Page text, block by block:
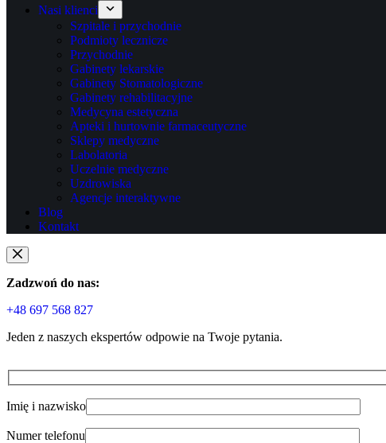
Nasi klienci
Szpitale i przychodnie
Podmioty lecznicze
Przychodnie
Gabinety lekarskie
Gabinety Stomatologiczne
Gabinety rehabilitacyjne
Medycyna estetyczna
Apteki i hurtownie farmaceutyczne
Sklepy medyczne
Labolatoria
Uczelnie medyczne
Uzdrowiska
Agencje interaktywne
Blog
Kontakt
Zadzwoń do nas:
+48 697 568 827
Jeden z naszych ekspertów odpowie na Twoje pytania.
Imię i nazwisko
Numer telefonu